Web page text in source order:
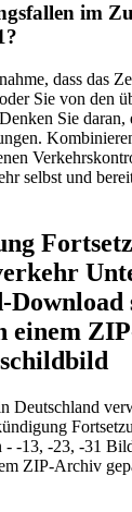
im
dass das
Sie von den
Sie daran,
selbst und
einem
Deutschland
- -13, -23, -31
ZIP-Archiv